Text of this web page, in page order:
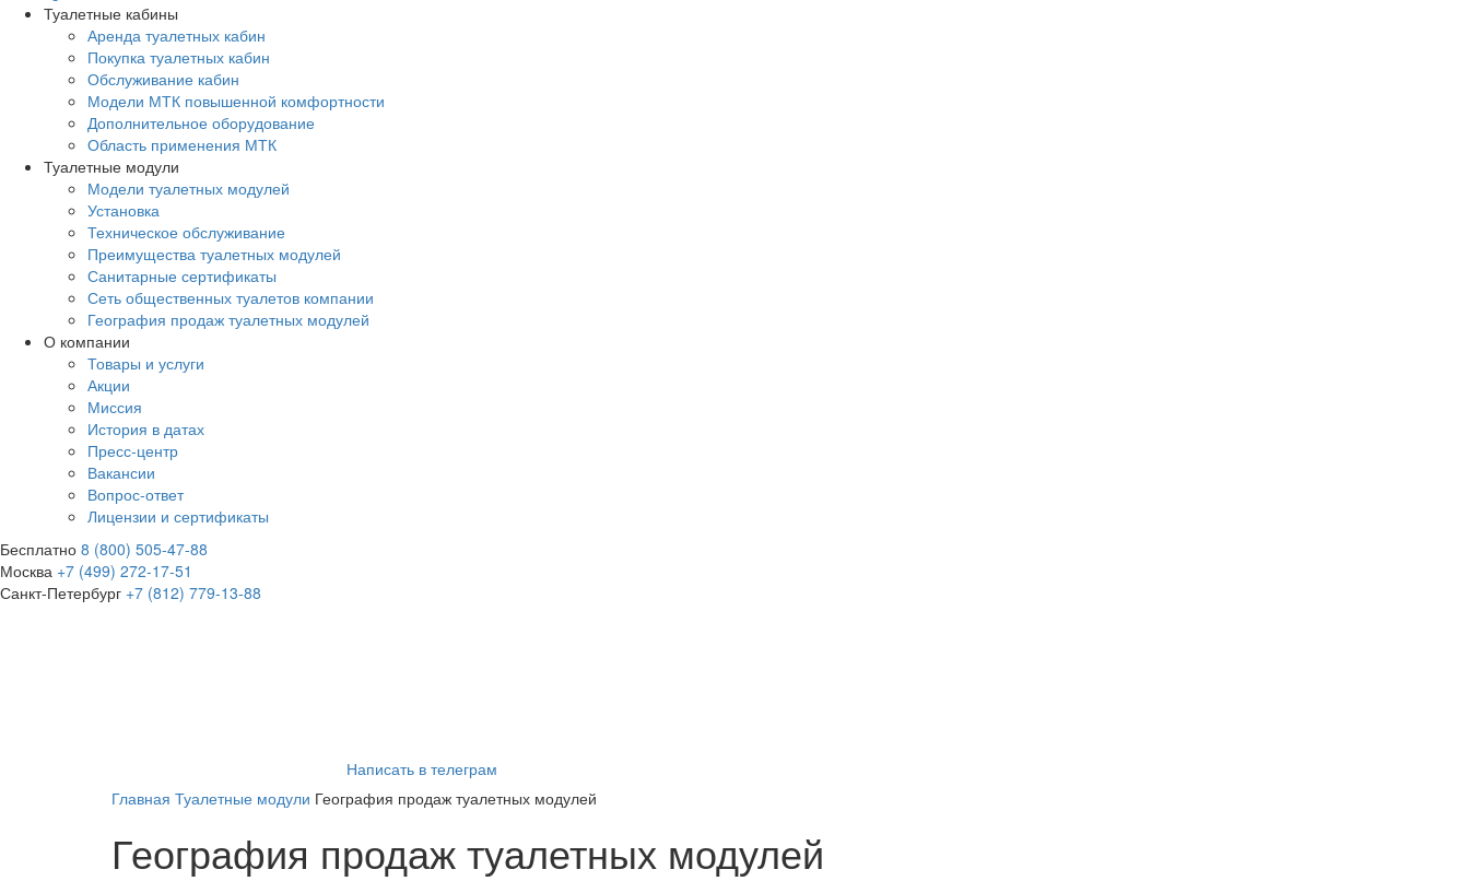
Туалетные кабины
Аренда туалетных кабин
Покупка туалетных кабин
Обслуживание кабин
Модели МТК повышенной комфортности
Дополнительное оборудование
Область применения МТК
Туалетные модули
Модели туалетных модулей
Установка
Техническое обслуживание
Преимущества туалетных модулей
Санитарные сертификаты
Сеть общественных туалетов компании
География продаж туалетных модулей
О компании
Товары и услуги
Акции
Миссия
История в датах
Пресс-центр
Вакансии
Вопрос-ответ
Лицензии и сертификаты
Бесплатно 8 (800) 505-47-88
Москва +7 (499) 272-17-51
Санкт-Петербург +7 (812) 779-13-88
Написать в телеграм
Главная Туалетные модули География продаж туалетных модулей
География продаж туалетных модулей